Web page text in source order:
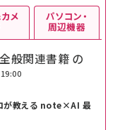
般関連書籍 の
が教える note×AI 最
メ パソコン・
周辺機器